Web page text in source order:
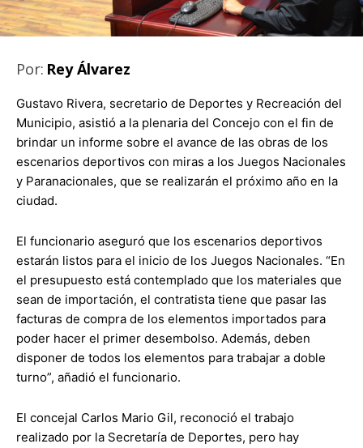
Por: Rey Álvarez
Gustavo Rivera, secretario de Deportes y Recreación del
Municipio, asistió a la plenaria del Concejo con el fin de
brindar un informe sobre el avance de las obras de los
escenarios deportivos con miras a los Juegos Nacionales
y Paranacionales, que se realizarán el próximo año en la
ciudad.
El funcionario aseguró que los escenarios deportivos
estarán listos para el inicio de los Juegos Nacionales. “En
el presupuesto está contemplado que los materiales que
sean de importación, el contratista tiene que pasar las
facturas de compra de los elementos importados para
poder hacer el primer desembolso. Además, deben
disponer de todos los elementos para trabajar a doble
turno”, añadió el funcionario.
El concejal Carlos Mario Gil, reconoció el trabajo
realizado por la Secretaría de Deportes, pero hay